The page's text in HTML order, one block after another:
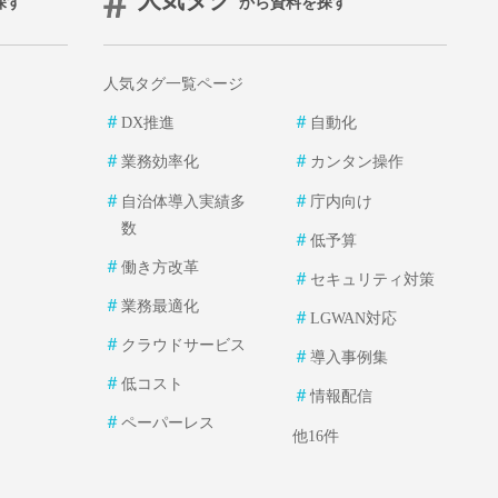
人気タグ一覧ページ
＃ DX推進
＃ 業務効率化
＃ 自治体導入実績多
数
＃ 働き方改革
＃ 業務最適化
＃ クラウドサービス
＃ 低コスト
＃ ペーパーレス
＃ 自動化
＃ カンタン操作
＃ 庁内向け
＃低予算
＃ セキュリティ対策
＃LGWAN対応
＃導入事例集
＃情報配信
他16件